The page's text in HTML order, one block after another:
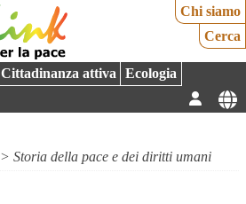
Chi siamo
Cerca
Cittadinanza attiva
Ecologia
>Storia della pace e dei diritti umani